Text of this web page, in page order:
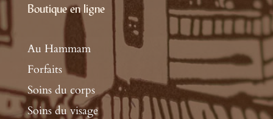
Boutique en ligne
Au Hammam
Forfaits
Soins du corps
Soins du visage